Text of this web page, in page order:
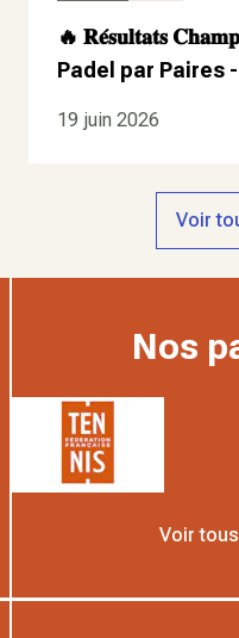
🔥 𝐑𝐞́𝐬𝐮𝐥𝐭𝐚𝐭𝐬
Padel par Paires
19 juin 2026
Voir
Nos
Voir